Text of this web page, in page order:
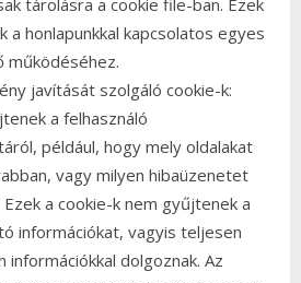
tárolásra a cookie file-ban. Ezek
a honlapunkkal kapcsolatos egyes
működéséhez.
javítását szolgáló cookie-k:
a felhasználó
például, hogy mely oldalakat
vagy milyen hibaüzenetet
a cookie-k nem gyűjtenek a
információkat, vagyis teljesen
információkkal dolgoznak. Az